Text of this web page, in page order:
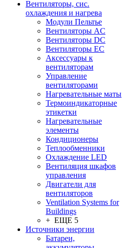
Вентиляторы, сис.
охлаждения и нагрева
Модули Пельтье
Вентиляторы AC
Вентиляторы DC
Вентиляторы EC
Аксессуары к
вентиляторам
Управление
вентиляторами
Нагревательные маты
Термоиндикаторные
этикетки
Нагревательные
элементы
Кондиционеры
Теплообменники
Охлаждение LED
Вентиляция шкафов
управления
Двигатели для
вентиляторов
Ventilation Systems for
Buildings
+ ЕЩЕ 5
Источники энергии
Батареи,